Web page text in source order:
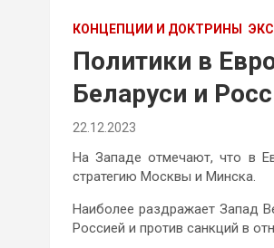
КОНЦЕПЦИИ И ДОКТРИНЫ
Политики в
Беларуси и
22.12.2023
На Западе отмечают, что в
стратегию Москвы и Минска.
Наиболее раздражает Запад
Россией и против санкций в